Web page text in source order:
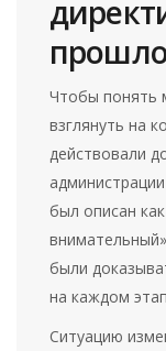
Чтобы понять
взглянуть на
действовали
был описан
были
на каждом
Ситуацию